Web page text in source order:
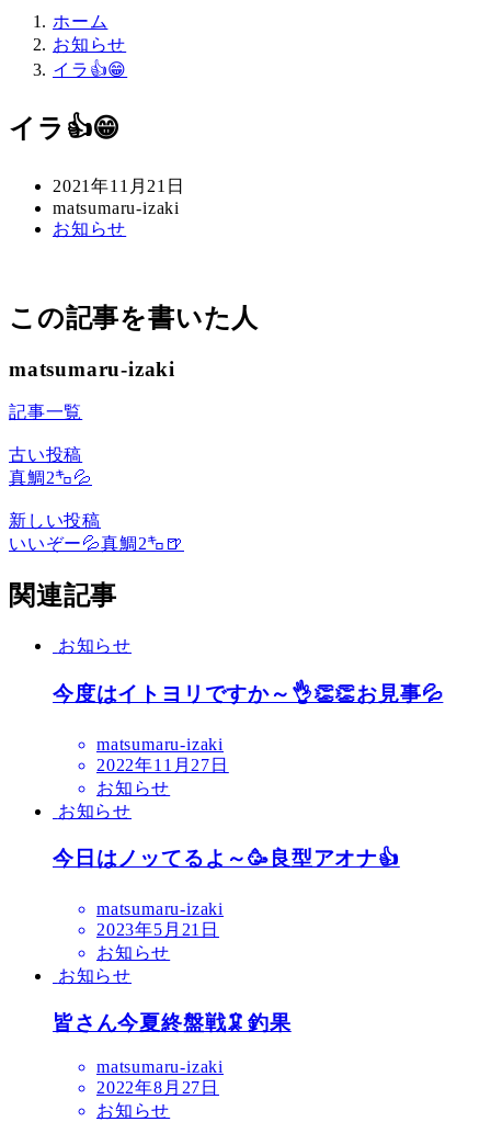
ホーム
お知らせ
イラ👍😁
イラ👍😁
投
稿
日
2021年11月21日
著
者
matsumaru-izaki
カ
ー
お知らせ
この記事を書いた人
matsumaru-izaki
記事一覧
古い投稿
真鯛2㌔💦
新しい投稿
いいぞー💦真鯛2㌔🍺
関連記事
お知らせ
今度はイトヨリですか～👌👏👏お見事💦
matsumaru-izaki
2022年11月27日
お知らせ
お知らせ
今日はノッてるよ～🥳良型アオナ👍
matsumaru-izaki
2023年5月21日
お知らせ
お知らせ
皆さん今夏終盤戦🦑釣果
matsumaru-izaki
2022年8月27日
お知らせ